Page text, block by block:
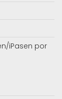
iPasen por